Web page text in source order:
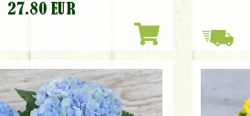
27.80 EUR